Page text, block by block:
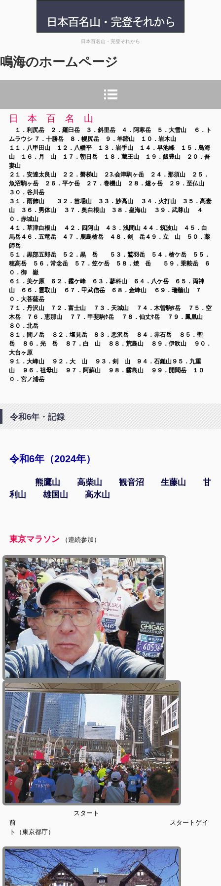
鳴海のホームページ
日本百名山・完登それから
鳴海のホームページ
日 本 百 名 山
１．利尻岳 ２．羅臼岳 ３．斜里岳 ４．阿寒岳 ５．大雪山 ６．ト
ムラウシ ７．十勝岳 ８．幌尻岳 ９．羊蹄山 １０．岩木山
１１．八甲田山
１２．八幡平 １３．岩手山 １４．早池峰 １５．鳥海
山 １６．月 山 １７．朝日岳 １８．蔵王山 １９．飯豊山 ２０．吾
妻山
２１．安達太良山
２２．磐梯山 ２3.会津駒ヶ岳
２４．那須山 ２５．
魚沼駒ヶ岳 ２６．平ケ岳 ２７．巻機山 ２８．燧ヶ岳 ２９．至仏山
３０．谷川岳
３１．雨飾山 ３２．苗場山 ３３．妙高山 ３４．火打山 ３５．高妻
山
３６．男体山 ３７．奥白根山 ３８．皇海山 ３９．武尊山 ４
０．赤城山
４１．草津白根山 ４２．四阿山 ４３．浅間山 ４４．筑波山 ４５．白
馬岳４６．五竜岳 ４７．鹿島槍岳
４８．剣 岳４９．立 山 ５０．薬
師岳
５１．黒部五郎岳 ５２．黒 岳 ５３．鷲羽岳 ５４．槍ケ岳 ５５．
穂高岳 ５６．常念岳 ５７．笠ケ岳 ５８．焼 岳 ５９．乗鞍岳
６
０．御 嶽
６１．美ケ原 ６２．霧ケ峰 ６３．蓼科山 ６４．八ケ岳 ６５．両神
山 ６６．雲取山 ６７．甲武信岳 ６８．金峰山 ６９．瑞牆山 ７
０．大菩薩岳
７１．丹沢山
７２．富士山 ７３．天城山 ７４．木曽駒ｹ岳 ７５．空
木岳 ７６．恵那山 ７７．甲斐駒ｹ岳 ７８．仙丈ｹ岳 ７９．鳳凰山
８０．北岳
８１．間ノ岳 ８２．塩見岳
８３．悪沢岳 ８４．赤石岳 ８５．聖
岳 ８６．光 岳 ８７．白 山 ８８．荒島山 ８９．伊吹山 ９０．
大台ヶ原
９１．大峰山 ９２．大 山 ９３．剣 山
９４．石鎚山９５．九重
山 ９６．祖母山 ９７．阿蘇山 ９８．霧島山 ９９．開聞岳 １０
０．宮ノ浦岳
令和6年・記録
令和6年（2024年）
熊鷹山 高柴山 観音沼 生藤山 甘
利山 雄国山 高水山
東京マラソン （連続参加）
スタート
前 スタートゲイ
ト（東京都庁）